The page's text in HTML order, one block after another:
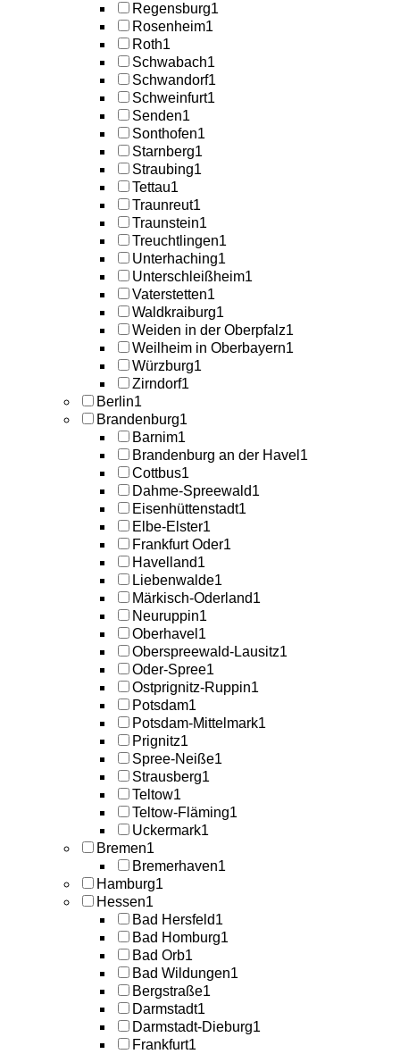
Regensburg1
Rosenheim1
Roth1
Schwabach1
Schwandorf1
Schweinfurt1
Senden1
Sonthofen1
Starnberg1
Straubing1
Tettau1
Traunreut1
Traunstein1
Treuchtlingen1
Unterhaching1
Unterschleißheim1
Vaterstetten1
Waldkraiburg1
Weiden in der Oberpfalz1
Weilheim in Oberbayern1
Würzburg1
Zirndorf1
Berlin1
Brandenburg1
Barnim1
Brandenburg an der Havel 1
Cottbus1
Dahme-Spreewald1
Eisenhüttenstadt1
Elbe-Elster1
Frankfurt Oder1
Havelland1
Liebenwalde1
Märkisch-Oderland1
Neuruppin1
Oberhavel 1
Oberspreewald-Lausitz1
Oder-Spree1
Ostprignitz-Ruppin1
Potsdam1
Potsdam-Mittelmark1
Prignitz1
Spree-Neiße1
Strausberg1
Teltow1
Teltow-Fläming1
Uckermark1
Bremen1
Bremerhaven1
Hamburg1
Hessen1
Bad Hersfeld1
Bad Homburg1
Bad Orb1
Bad Wildungen1
Bergstraße1
Darmstadt1
Darmstadt-Dieburg1
Frankfurt1